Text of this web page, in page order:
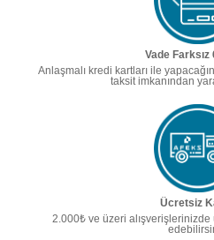
Vade Farksız
Anlaşmalı kredi kartları ile
taksit imkanından
Ücretsiz
2.000₺ ve üzeri alışverişlerinizde